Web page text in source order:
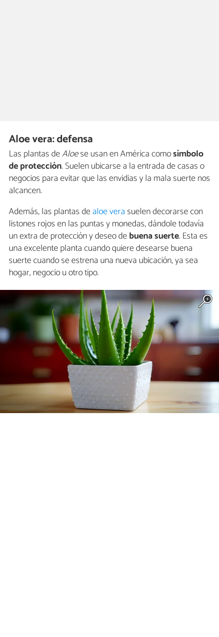
Aloe vera: defensa
Las plantas deAloese usan en América comosímbolo
de protección. Suelen ubicarse a la entrada de casas o
negocios para evitar que las envidias y la mala suerte nos
alcancen.
Además, las plantas dealoe verasuelen decorarse con
listones rojos en las puntas y monedas, dándole todavía
un extra de protección y deseo debuena suerte. Esta es
una excelente planta cuando quiere desearse buena
suerte cuando se estrena una nueva ubicación, ya sea
hogar, negocio u otro tipo.